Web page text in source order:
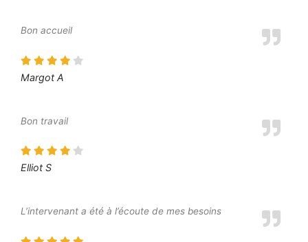
Bon accueil
Margot A
Bon travail
Elliot S
L’intervenant a été à l’écoute de mes besoins